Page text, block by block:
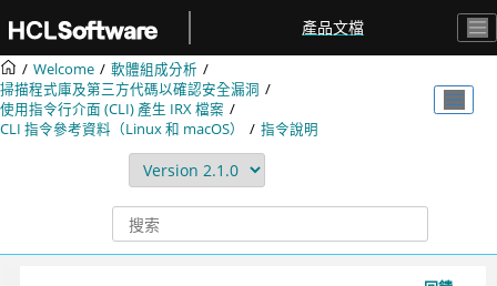
產品文檔
Welcome
軟體組成分析
掃描程式庫及第三方代碼以確認安全漏洞
使用指令行介面 (CLI) 產生 IRX檔案
CLI 指令參考資料（Linux 和 macOS）
指令說明